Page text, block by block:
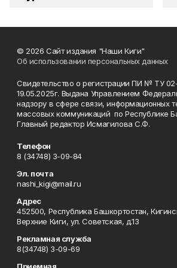
© 2026 Сайт издания "Наши Киги"
Об использовании персональных данных
Свидетельство о регистрации ПИ № ТУ
19.05.2025г. Выдана Управлением
надзору в сфере связи, информационных
массовых коммуникаций по Республике
Главный редактор Исмагилова С.Ф.
Телефон
8 (34748) 3-09-84
Эл. почта
nashi_kigi@mail.ru
Адрес
452500, Республика Башкортостан,
Верхние Киги, ул. Советская, д.13
Рекламная служба
8(34748) 3-09-69